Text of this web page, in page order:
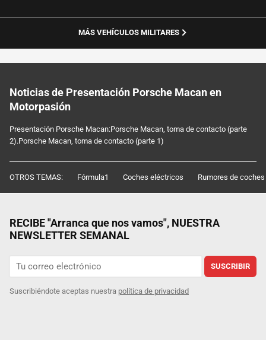
MÁS VEHÍCULOS MILITARES
Noticias de Presentación Porsche Macan en
Motorpasión
Presentación Porsche Macan:Porsche Macan, toma de contacto (parte
2).Porsche Macan, toma de contacto (parte 1)
OTROS TEMAS: Fórmula1 Coches eléctricos Rumores de coches
RECIBE "Arranca que nos vamos", NUESTRA
NEWSLETTER SEMANAL
SUSCRIBIR
Suscribiéndote aceptas nuestra política de privacidad